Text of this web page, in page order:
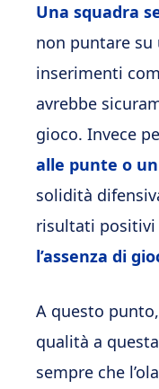
Una squadra
non puntare
inserimenti
avrebbe
gioco. Invece
alle punte o
solidità
risultati positivi
l’assenza di
A questo punto,
qualità a
sempre che